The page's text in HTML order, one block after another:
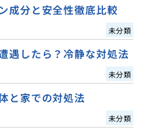
成分と安全性徹底比較
未分類
遇したら？冷静な対処法
未分類
と家での対処法
未分類